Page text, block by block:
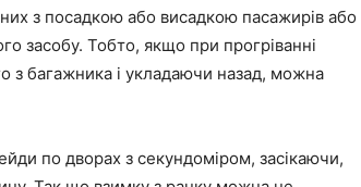
з посадкою або висадкою пасажирів або
засобу. Тобто, якщо при прогріванні
з багажника і укладаючи назад, можна
по дворах з секундоміром, засікаючи,